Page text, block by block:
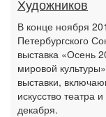
Художников
В конце ноября
Петербургского
выставка «Осень
мировой
выставки,
искусство театра
декабря.